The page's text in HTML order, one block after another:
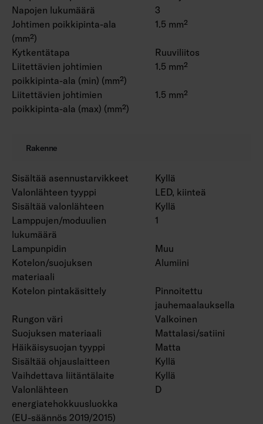
Napojen lukumäärä
3
Johtimen poikkipinta-ala
(mm²)
1.5 mm²
Kytkentätapa
Ruuviliitos
Liitettävien johtimien
poikkipinta-ala (min) (mm²)
1.5 mm²
Liitettävien johtimien
poikkipinta-ala (max) (mm²)
1.5 mm²
Rakenne
Sisältää asennustarvikkeet
Kyllä
Valonlähteen tyyppi
LED, kiinteä
Sisältää valonlähteen
Kyllä
Lamppujen/moduulien
lukumäärä
1
Lampunpidin
Muu
Kotelon/suojuksen
materiaali
Alumiini
Kotelon pintakäsittely
Pinnoitettu
jauhemaalauksella
Rungon väri
Valkoinen
Suojuksen materiaali
Mattalasi/satiini
Häikäisysuojan tyyppi
Matta
Sisältää ohjauslaitteen
Kyllä
Vaihdettava liitäntälaite
Kyllä
Valonlähteen
energiatehokkuusluokka
(EU-säännös 2019/2015)
D